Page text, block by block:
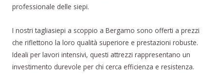
professionale delle siepi.
I nostri tagliasiepi a scoppio a Bergamo sono offerti a prezzi
che riflettono la loro qualità superiore e prestazioni robuste.
Ideali per lavori intensivi, questi attrezzi rappresentano un
investimento durevole per chi cerca efficienza e resistenza.